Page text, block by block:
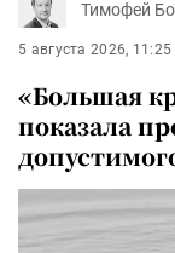
Тимофей
5 августа 2026, 11:25
«Большая
показала